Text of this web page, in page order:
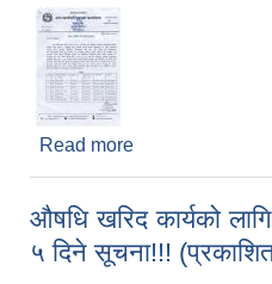
Read more
औषधि खरिद कार्यको
५ दिने सूचना!!!